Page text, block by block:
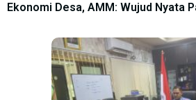
Ekonomi Desa, AMM: Wujud Nyata